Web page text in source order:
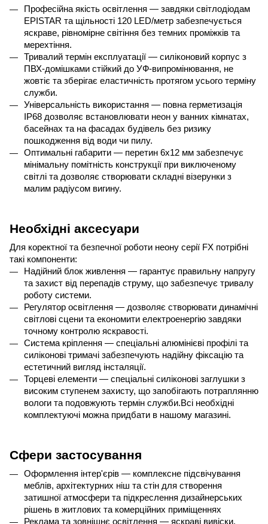
EPISTAR та щільності 120 LED/метр забезпечується
яскраве, рівномірне світіння без темних проміжків та
мерехтіння.
Тривалий термін експлуатації — силіконовий корпус з
ПВХ-домішками стійкий до УФ-випромінювання, не
жовтіє та зберігає еластичність протягом усього терміну
служби.
IP68 дозволяє встановлювати неон у ванних кімнатах,
басейнах та на фасадах будівель без ризику
пошкодження від води чи пилу.
Оптимальні габарити — перетин 6x12 мм забезпечує
мінімальну помітність конструкції при виключеному
світлі та дозволяє створювати складні візерунки з
малим радіусом вигину.
Необхідні аксесуари
Для коректної та безпечної роботи неону серії FX потрібні
такі компоненти:
Надійний блок живлення — гарантує правильну напругу
та захист від перепадів струму, що забезпечує тривалу
роботу системи.
Регулятор освітлення — дозволяє створювати динамічні
світлові сцени та економити електроенергію завдяки
точному контролю яскравості.
Система кріплення — спеціальні алюмінієві профілі та
силіконові тримачі забезпечують надійну фіксацію та
естетичний вигляд інсталяції.
Торцеві елементи — спеціальні силіконові заглушки з
високим ступенем захисту, що запобігають потраплянню
вологи та подовжують термін служби.Всі необхідні
комплектуючі можна придбати в нашому магазині.
Сфери застосування
Оформлення інтер'єрів — комплексне підсвічування
меблів, архітектурних ніш та стін для створення
затишної атмосфери та підкреслення дизайнерських
рішень в житлових та комерційних приміщеннях
Реклама та зовнішнє освітлення — яскраві вивіски,